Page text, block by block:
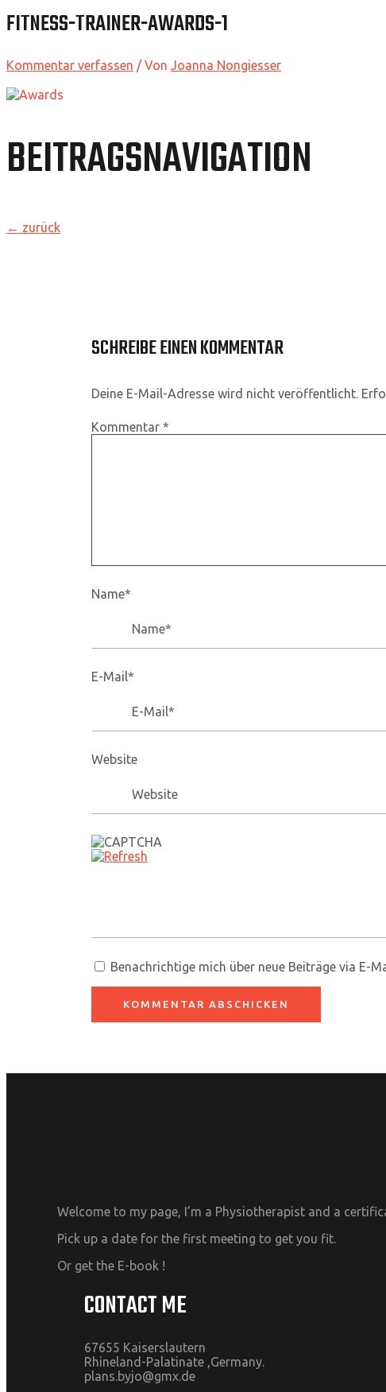
FITNESS-TRAINER-AWARDS-1
Kommentar verfassen / Von Joanna Nongiesser
BEITRAGSNAVIGATION
← zurück
SCHREIBE EINEN KOMMENTAR
Deine E-Mail-Adresse wird nicht veröffentlicht.
Kommentar *
Name*
E-Mail*
Website
Benachrichtige mich über neue Beiträge via E-
Welcome to my page, I’m a Physiotherapist and a
Pick up a date for the first meeting to get you fit.
Or get the E-book !
CONTACT ME
67655 Kaiserslautern
Rhineland-Palatinate ,Germany.
plans.byjo@gmx.de